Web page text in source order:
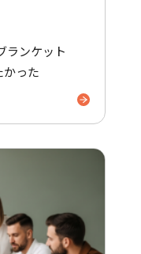
ランケット
かった